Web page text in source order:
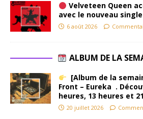
Velveteen Queen
avec le nouveau
6 août 2026
ALBUM DE LA
[Album de la
Front – Eureka .
heures, 13 heures et
20 juillet 2026